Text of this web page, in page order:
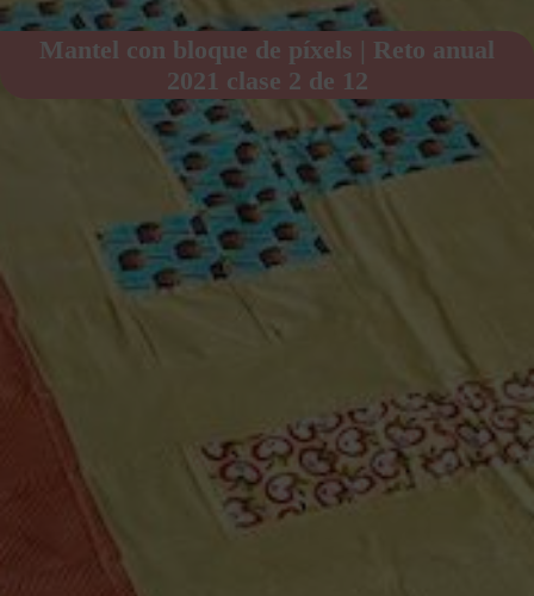
Mantel con bloque de píxels | Reto anual
2021 clase 2 de 12